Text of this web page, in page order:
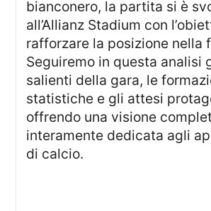
bianconero, la partita si è
all’Allianz Stadium con
rafforzare la posizione nella
Seguiremo in questa analisi
salienti della gara, le
statistiche e gli attesi
offrendo una visione
interamente dedicata agli
di calcio.